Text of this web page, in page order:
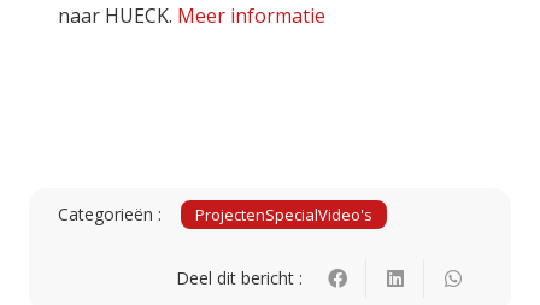
naar HUECK. Meer informatie
Categorieën : ProjectenSpecialVideo's
Deel dit bericht :